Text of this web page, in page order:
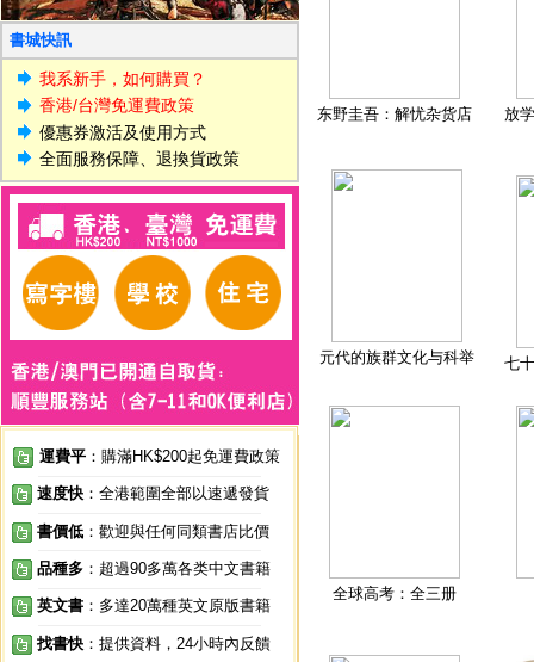
書城快訊
我系新手，如何購買？
香港/台灣免運費政策
優惠券激活及使用方式
全面服務保障、退換貨政策
運費平 ：購滿HK$200起免運費政策
速度快 ：全港範圍全部以速遞發貨
書價低 ：歡迎與任何同類書店比價
品種多 ：超過90多萬各类中文書籍
英文書 ：多達20萬種英文原版書籍
找書快 ：提供資料，24小時內反饋
东野圭吾：解忧杂货店 放
元代的族群文化与科举 七
全球高考：全三册